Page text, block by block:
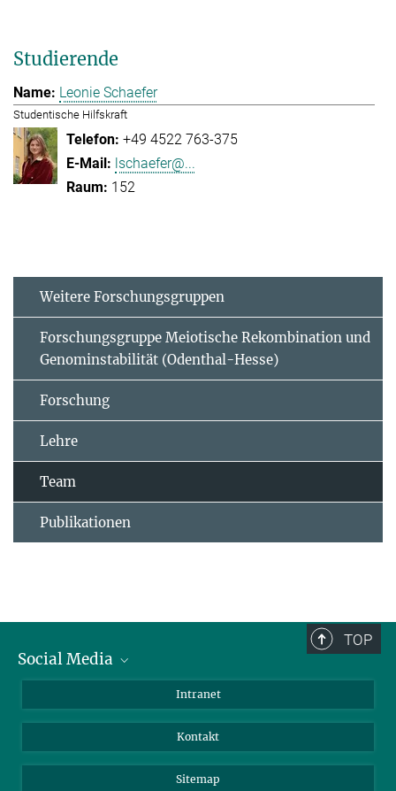
Studierende
Leonie Schaefer
Studentische Hilfskraft
+49 4522 763-375
lschaefer@...
152
Weitere Forschungsgruppen
Forschungsgruppe Meiotische Rekombination und
Genominstabilität (Odenthal-Hesse)
Forschung
Lehre
Team
Publikationen
TOP
Social Media
Intranet
Kontakt
Sitemap